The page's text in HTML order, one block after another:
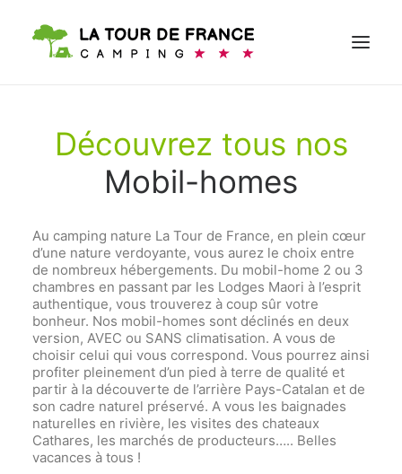
RÉSERVER
Découvrez tous nos
Mobil-homes
Au camping nature La Tour de France, en plein cœur
d’une nature verdoyante, vous aurez le choix entre
de nombreux hébergements. Du mobil-home 2 ou 3
chambres en passant par les Lodges Maori à l’esprit
authentique, vous trouverez à coup sûr votre
bonheur. Nos mobil-homes sont déclinés en deux
version, AVEC ou SANS climatisation. A vous de
choisir celui qui vous correspond. Vous pourrez ainsi
profiter pleinement d’un pied à terre de qualité et
partir à la découverte de l’arrière Pays-Catalan et de
son cadre naturel préservé. A vous les baignades
naturelles en rivière, les visites des chateaux
Cathares, les marchés de producteurs….. Belles
vacances à tous !